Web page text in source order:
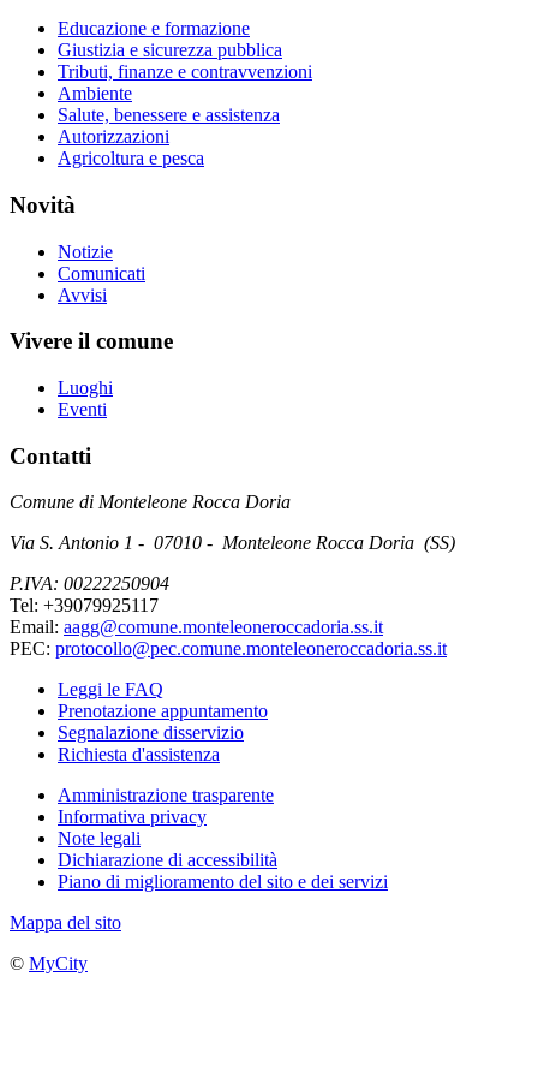
Educazione e formazione
Giustizia e sicurezza pubblica
Tributi, finanze e contravvenzioni
Ambiente
Salute, benessere e assistenza
Autorizzazioni
Agricoltura e pesca
Novità
Notizie
Comunicati
Avvisi
Vivere il comune
Luoghi
Eventi
Contatti
Comune di Monteleone Rocca Doria
Via S. Antonio 1 - 07010 - Monteleone Rocca Doria (SS)
P.IVA: 00222250904
Tel: +39079925117
Email: aagg@comune.monteleoneroccadoria.ss.it
PEC: protocollo@pec.comune.monteleoneroccadoria.ss.it
Leggi le FAQ
Prenotazione appuntamento
Segnalazione disservizio
Richiesta d'assistenza
Amministrazione trasparente
Informativa privacy
Note legali
Dichiarazione di accessibilità
Piano di miglioramento del sito e dei servizi
Mappa del sito
© MyCity